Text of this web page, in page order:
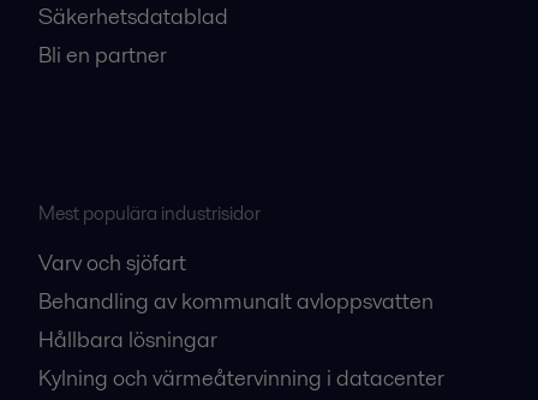
Säkerhetsdatablad
Bli en partner
Mest populära industrisidor
Varv och sjöfart
Behandling av kommunalt avloppsvatten
Hållbara lösningar
Kylning och värmeåtervinning i datacenter